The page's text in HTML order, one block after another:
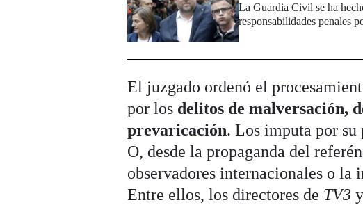
La Guardia Civil se ha
responsabilidades penales
El juzgado ordenó el
por los delitos de malversación,
prevaricación. Los imputa por
O, desde la propaganda del
observadores internacionales o
Entre ellos, los directores de TV3y